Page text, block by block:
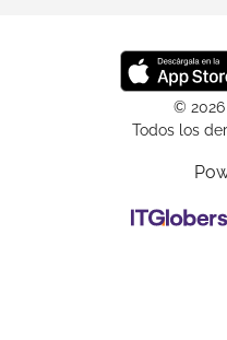
© 2026
Todos los